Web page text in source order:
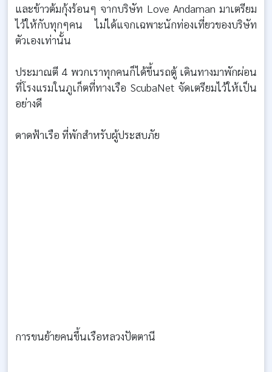
และข้าวต้มกุ้งร้อนๆ จากบริษัท Love Andaman มาเตรียม
ไว้ให้กับทุกๆคน ไม่ได้แจกเฉพาะนักท่องเที่ยวของบริษัท
ตัวเองเท่านั้น
ประมาณตี 4 พวกเราทุกคนก็ได้ขึ้นรถตู้ เดินทางมาพักผ่อน
ที่โรงแรมในภูเก็ตที่ทางเรือ ScubaNet จัดเตรียมไว้ให้เป็น
อย่างดี
ดาดฟ้าเรือ ที่พักสำหรับผู้ประสบภัย
การขนย้ายคนขึ้นเรือหลวงปัตตานี